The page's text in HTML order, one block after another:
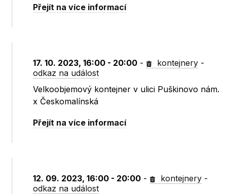
Přejít na více informací
17. 10. 2023, 16:00 - 20:00 - kontejnery -
odkaz na událost
Velkoobjemový kontejner v ulici Puškinovo nám.
x Českomalínská
Přejít na více informací
12. 09. 2023, 16:00 - 20:00 - kontejnery -
odkaz na událost